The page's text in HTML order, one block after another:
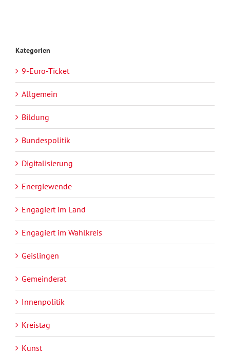
Kategorien
9-Euro-Ticket
Allgemein
Bildung
Bundespolitik
Digitalisierung
Energiewende
Engagiert im Land
Engagiert im Wahlkreis
Geislingen
Gemeinderat
Innenpolitik
Kreistag
Kunst